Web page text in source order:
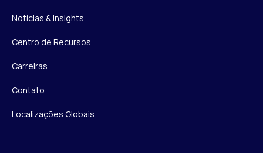
Notícias & Insights
Centro de Recursos
Carreiras
Contato
Localizações Globais